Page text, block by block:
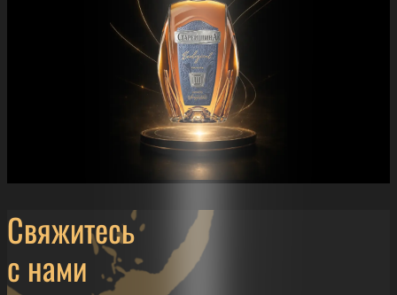
Свяжитесь
с нами